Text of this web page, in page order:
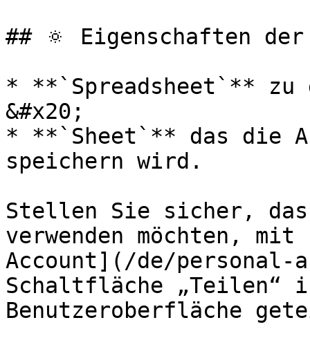
## 🔅 Eigenschaften der
* **`Spreadsheet`**
&#x20;
* **`Sheet`** das die
speichern wird.
Stellen Sie sicher,
verwenden möchten,
Account](/de/
Schaltfläche „Teilen“
Benutzeroberfläche